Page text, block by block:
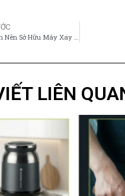
5 Lý Do Bạn Nên Sở Hữu Máy Xay Thịt Đa Năng Cho Gian Bếp Hiện Đại
LIÊN